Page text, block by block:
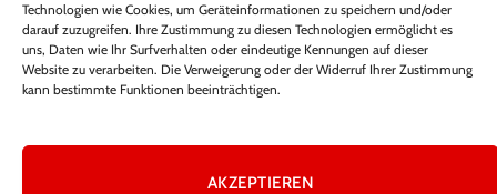
Technologien wie Cookies, um Geräteinformationen zu speichern und/oder
darauf zuzugreifen. Ihre Zustimmung zu diesen Technologien ermöglicht es
uns, Daten wie Ihr Surfverhalten oder eindeutige Kennungen auf dieser
Website zu verarbeiten. Die Verweigerung oder der Widerruf Ihrer Zustimmung
kann bestimmte Funktionen beeinträchtigen.
AKZEPTIEREN
Lisa Eckhart Gewicht – Fakten, Wahrheit
und öffentliche Wahrnehmung
November 15, 2025 340Views